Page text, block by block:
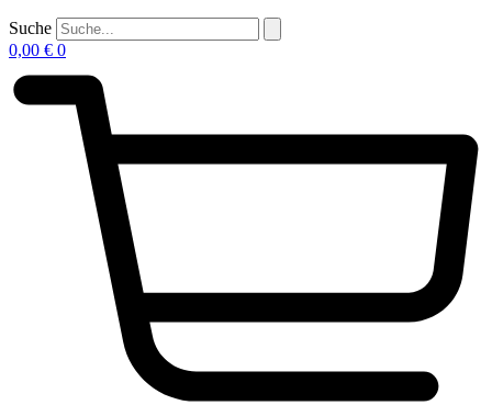
Suche
0,00 € 0